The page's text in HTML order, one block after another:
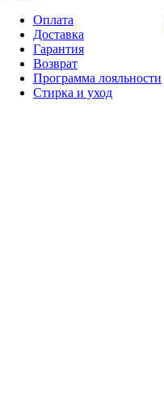
Оплата
Доставка
Гарантия
Возврат
Программа лояльности
Стирка и уход